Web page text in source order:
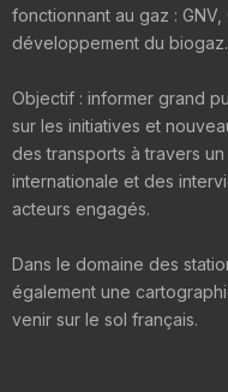
fonctionnant au gaz : GNV,
développement du biogaz.
Objectif : informer grand
sur les initiatives et
des transports à travers
internationale et des
acteurs engagés.
Dans le domaine des
également une
venir sur le sol français.